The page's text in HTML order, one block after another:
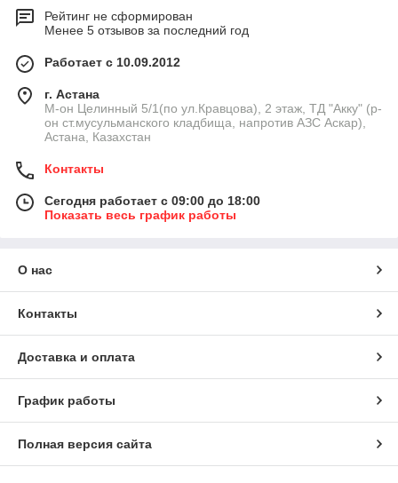
Рейтинг не сформирован
Менее 5 отзывов за последний год
Работает с 10.09.2012
г. Астана
М-он Целинный 5/1(по ул.Кравцова), 2 этаж, ТД "Акку" (р-
он ст.мусульманского кладбища, напротив АЗС Аскар),
Астана, Казахстан
Контакты
Сегодня работает с 09:00 до 18:00
Показать весь график работы
О нас
Контакты
Доставка и оплата
График работы
Полная версия сайта